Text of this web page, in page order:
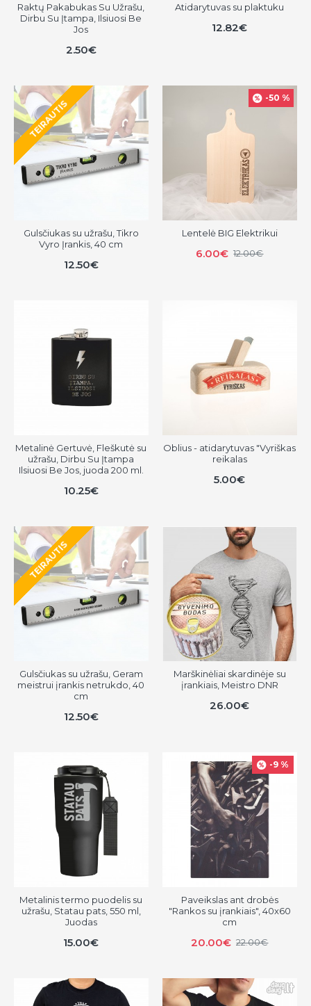
Raktų Pakabukas Su Užrašu,
Dirbu Su Įtampa, Ilsiuosi Be
Jos
2.50€
Atidarytuvas su plaktuku
12.82€
TEIRAUTIS
Gulsčiukas su užrašu, Tikro
Vyro Įrankis, 40 cm
12.50€
-50 %
Lentelė BIG Elektrikui
6.00€ 12.00€
Metalinė Gertuvė, Fleškutė su
užrašu, Dirbu Su Įtampa
Ilsiuosi Be Jos, juoda 200 ml.
10.25€
Oblius - atidarytuvas "Vyriškas
reikalas
5.00€
TEIRAUTIS
Gulsčiukas su užrašu, Geram
meistrui įrankis netrukdo, 40
cm
12.50€
Marškinėliai skardinėje su
įrankiais, Meistro DNR
26.00€
Metalinis termo puodelis su
užrašu, Statau pats, 550 ml,
Juodas
15.00€
-9 %
Paveikslas ant drobės
"Rankos su įrankiais", 40x60
cm
20.00€ 22.00€